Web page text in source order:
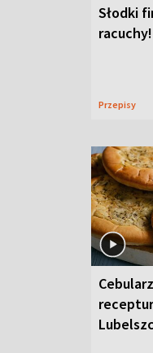
Słodki
racuchy!
Przepisy